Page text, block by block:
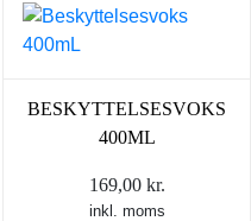
BESKYTTELSESVOKS
400ML
169,00 kr.
inkl. moms